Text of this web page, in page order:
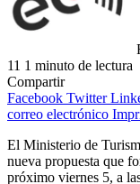
11 1 minuto de lectura
Compartir
Facebook Twitter
correo electrónico
El Ministerio de
nueva propuesta que
próximo viernes 5, a